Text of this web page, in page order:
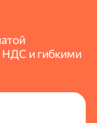
НДС и гибкими